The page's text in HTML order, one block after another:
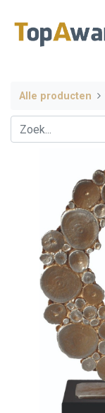
Alle producten